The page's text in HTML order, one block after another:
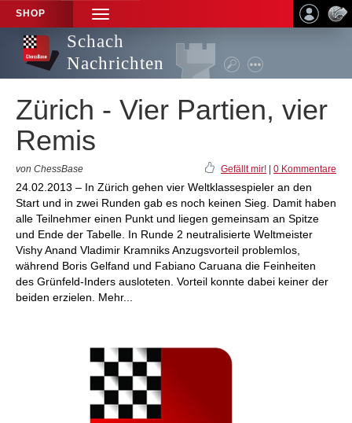
SHOP
TOGGLE
NAVIGATION
Schach
Nachrichten
Zürich - Vier Partien, vier
Remis
von ChessBase Gefällt mir! 0 Kommentare
24.02.2013 – In Zürich gehen vier Weltklassespieler an den
Start und in zwei Runden gab es noch keinen Sieg. Damit haben
alle Teilnehmer einen Punkt und liegen gemeinsam an Spitze
und Ende der Tabelle. In Runde 2 neutralisierte Weltmeister
Vishy Anand Vladimir Kramniks Anzugsvorteil problemlos,
während Boris Gelfand und Fabiano Caruana die Feinheiten
des Grünfeld-Inders ausloteten. Vorteil konnte dabei keiner der
beiden erzielen. Mehr...